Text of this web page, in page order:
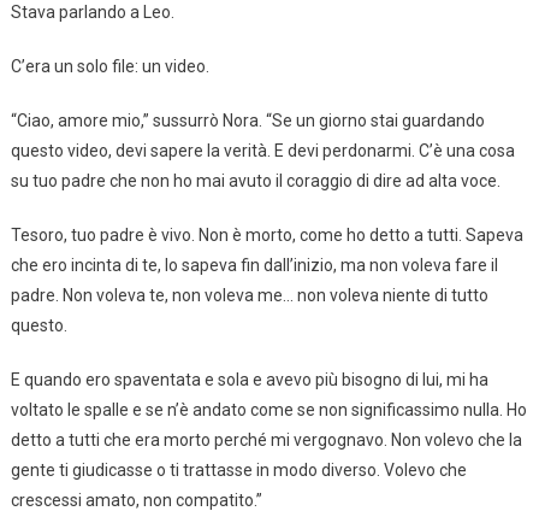
Stava parlando a Leo.
C’era un solo file: un video.
“Ciao, amore mio,” sussurrò Nora. “Se un giorno stai guardando
questo video, devi sapere la verità. E devi perdonarmi. C’è una cosa
su tuo padre che non ho mai avuto il coraggio di dire ad alta voce.
Tesoro, tuo padre è vivo. Non è morto, come ho detto a tutti. Sapeva
che ero incinta di te, lo sapeva fin dall’inizio, ma non voleva fare il
padre. Non voleva te, non voleva me… non voleva niente di tutto
questo.
E quando ero spaventata e sola e avevo più bisogno di lui, mi ha
voltato le spalle e se n’è andato come se non significassimo nulla. Ho
detto a tutti che era morto perché mi vergognavo. Non volevo che la
gente ti giudicasse o ti trattasse in modo diverso. Volevo che
crescessi amato, non compatito.”